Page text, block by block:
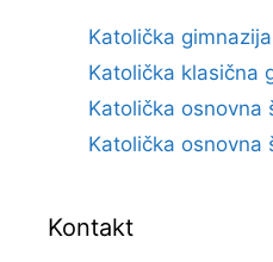
Katolička
Katolička klasična
Katolička osnovna
Katolička osnovna
Kontakt